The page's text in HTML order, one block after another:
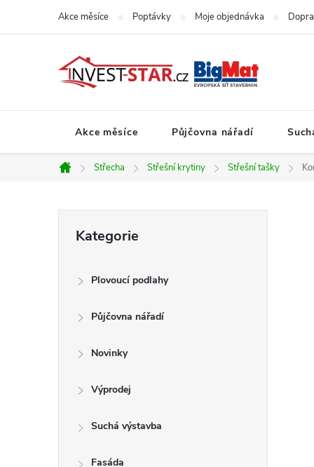
Akce měsíce Poptávky Moje objednávka
Akce měsíce Půjčovna nářadí
Domů
Střecha Střešní krytiny Střešní tašky
kategorie
Kategorie
Plovoucí podlahy
Půjčovna nářadí
Novinky
Výprodej
Suchá výstavba
Fasáda